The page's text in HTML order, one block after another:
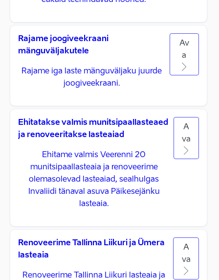
Rajame joogiveekraani
mänguväljakutele
Rajame iga laste mänguväljaku juurde
joogiveekraani.
Av
a
Ehitatakse valmis munitsipaallasteaed
ja renoveeritakse lasteaiad
Ehitame valmis Veerenni 20
munitsipaallasteaia ja renoveerime
olemasolevad lasteaiad, sealhulgas
Invaliidi tänaval asuva Päikesejänku
lasteaia.
A
va
Renoveerime Tallinna Liikuri ja Ümera
lasteaia
Renoveerime Tallinna Liikuri lasteaia ja
A
va